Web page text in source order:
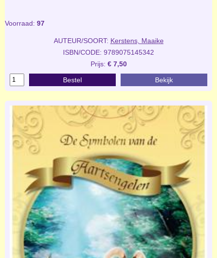
Voorraad: 97
AUTEUR/SOORT: Kerstens, Maaike
ISBN/CODE: 9789075145342
Prijs: € 7,50
Bestel Bekijk